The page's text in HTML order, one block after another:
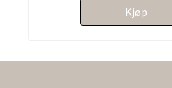
Kjøp